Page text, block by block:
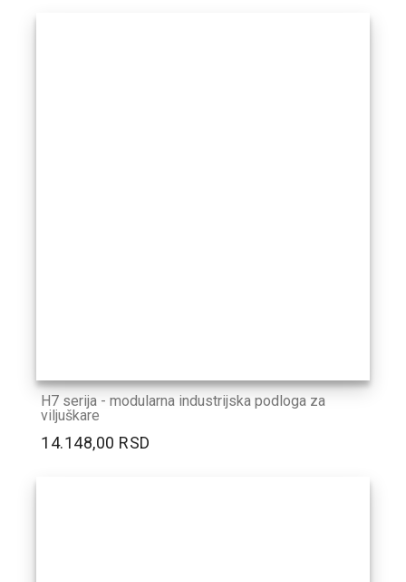
H7 serija - modularna industrijska podloga za
viljuškare
14.148,00 RSD